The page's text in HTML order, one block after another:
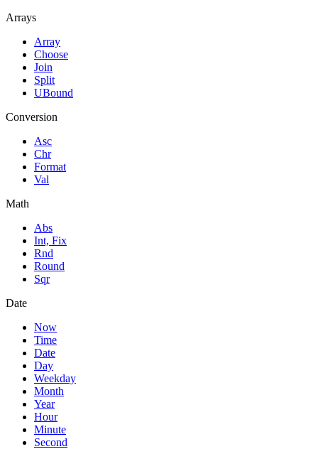
Arrays
Array
Choose
Join
Split
UBound
Conversion
Asc
Chr
Format
Val
Math
Abs
Int, Fix
Rnd
Round
Sqr
Date
Now
Time
Date
Day
Weekday
Month
Year
Hour
Minute
Second